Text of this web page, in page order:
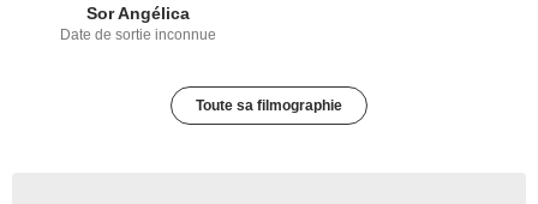
Sor Angélica
Date de sortie inconnue
Toute sa filmographie